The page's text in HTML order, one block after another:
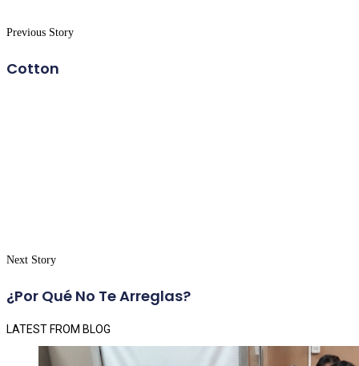
Previous Story
Cotton
Next Story
¿Por Qué No Te Arreglas?
LATEST FROM BLOG